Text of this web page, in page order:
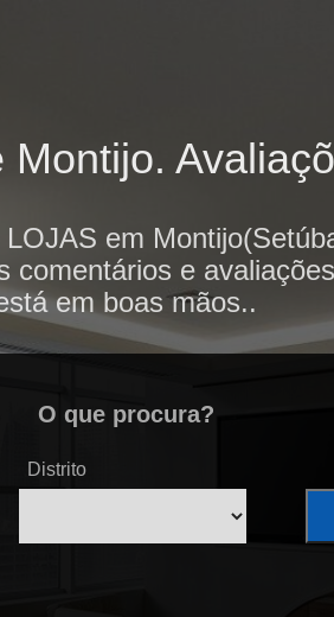
em
comentários e
em boas mãos..
O que procura?
Distrito